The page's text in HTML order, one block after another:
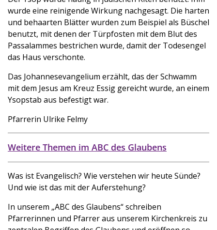
wurde eine reinigende Wirkung nachgesagt. Die harten
und behaarten Blätter wurden zum Beispiel als Büschel
benutzt, mit denen der Türpfosten mit dem Blut des
Passalammes bestrichen wurde, damit der Todesengel
das Haus verschonte.
Das Johannesevangelium erzählt, das der Schwamm
mit dem Jesus am Kreuz Essig gereicht wurde, an einem
Ysopstab aus befestigt war.
Pfarrerin Ulrike Felmy
Weitere Themen im ABC des Glaubens
Was ist Evangelisch? Wie verstehen wir heute Sünde?
Und wie ist das mit der Auferstehung?
In unserem „ABC des Glaubens“ schreiben
Pfarrerinnen und Pfarrer aus unserem Kirchenkreis zu